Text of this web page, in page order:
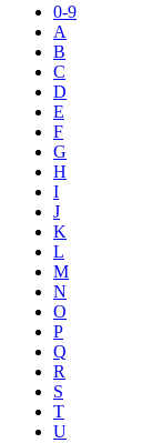
0-9
A
B
C
D
E
F
G
H
I
J
K
L
M
N
O
P
Q
R
S
T
U